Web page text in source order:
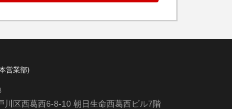
営業部)
川区西葛西6-8-10 朝日生命西葛西ビル7階